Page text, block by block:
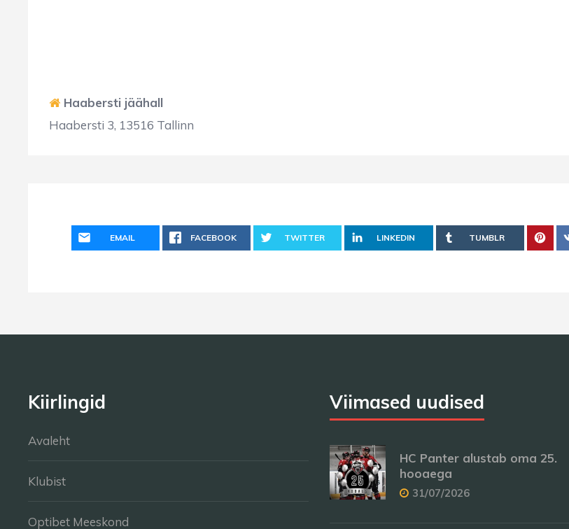
Haabersti jäähall
Haabersti 3, 13516 Tallinn
EMAIL FACEBOOK TWITTER LINKEDIN TUMBLR
Kiirlingid
Avaleht
Klubist
Optibet Meeskond
Viimased uudised
HC Panter alustab oma 25.
hooaega
31/07/2026